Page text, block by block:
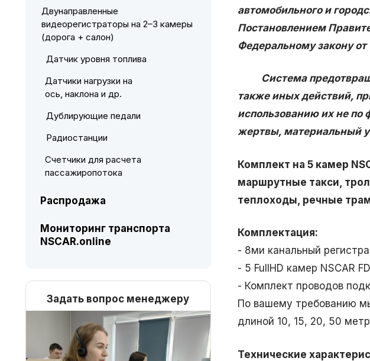
автомобильного и
Постановлением
Федеральному закону
Система
также иных действий,
использованию их не по
жертвы, материальный
Комплект на 5 камер
маршрутные такси,
теплоходы, речные
Комплектация:
- 8ми канальный
- 5 FullHD камер NSCAR
- Комплект проводов
По вашему требованию
длиной 10, 15, 20, 50
Технические
Двунаправленные
видеорегистраторы на 2–3 камеры
(дорога + салон)
Датчик уровня топлива
Датчики нагрузки на
ось, наклона и др.
Дублирующие педали
Радиостанции
Счетчики для расчета
пассажиропотока
Распродажа
Мониторинг транспорта
NSCAR.online
Задать вопрос менеджеру